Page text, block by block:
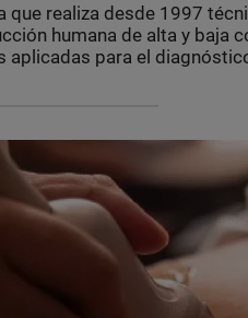
que realiza desde 1997
humana de alta y baja
aplicadas para el